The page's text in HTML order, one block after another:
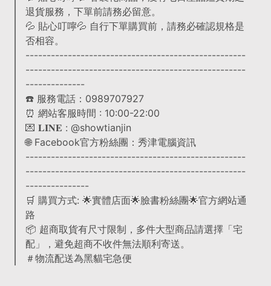
退貨服務，下單前請務必留意。
💦 貼心叮嚀💦 自行下單購買前，請務必確認規格是
否相容。
----------------------------------------------------
----------------------------------------------------
--------------
☎️ 服務電話：0989707927
⏰ 網站客服時間 : 10:00-22:00
💌 𝐋𝐈𝐍𝐄 : @showtianjin
🌐 Facebook官方粉絲團：秀津電腦資訊
----------------------------------------------------
----------------------------------------------------
---------------
🛒 購買方式: 🌟實體店面🌟臉書粉絲團🌟官方網站通
路
📦 超商取貨有尺寸限制，多件大型商品請選擇「宅
配」，避免超商不收件無法順利寄送。
＃物流配送為黑貓宅急便